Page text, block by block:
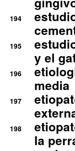
194
195
y el
196
media
197
198
la